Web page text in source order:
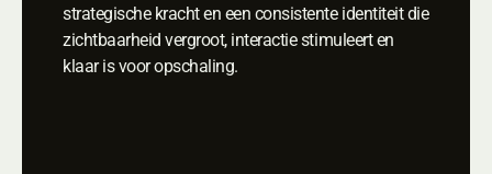
strategische kracht en een consistente identiteit die
zichtbaarheid vergroot, interactie stimuleert en
klaar is voor opschaling.